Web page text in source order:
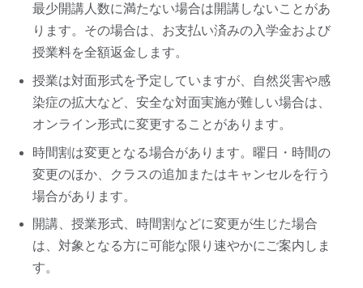
最少開講人数に満たない場合は開講しないことがあ
ります。その場合は、お支払い済みの入学金および
授業料を全額返金します。
授業は対面形式を予定していますが、自然災害や感
染症の拡大など、安全な対面実施が難しい場合は、
オンライン形式に変更することがあります。
時間割は変更となる場合があります。曜日・時間の
変更のほか、クラスの追加またはキャンセルを行う
場合があります。
開講、授業形式、時間割などに変更が生じた場合
は、対象となる方に可能な限り速やかにご案内しま
す。